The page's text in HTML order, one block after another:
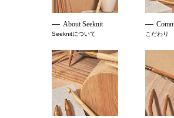
About Seeknit
Seeknitについて こだわり